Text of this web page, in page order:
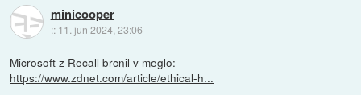
minicooper
:: 11. jun 2024, 23:06
Microsoft z Recall brcnil v meglo:
https://www.zdnet.com/article/ethical-h...